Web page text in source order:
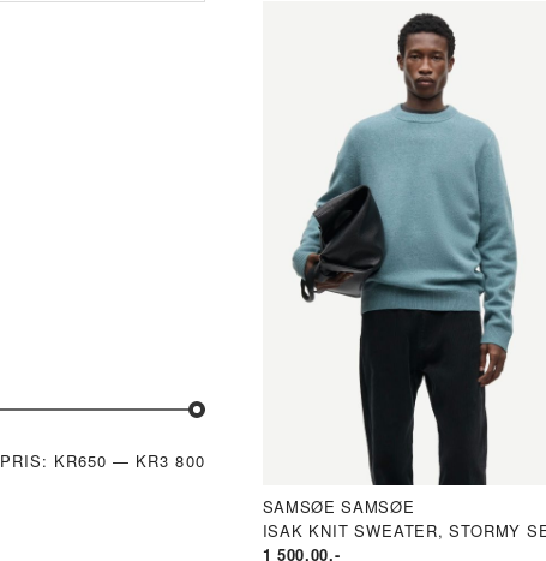
SAMSØE SAMSØE
ISAK KNIT SWEATER, STORMY
1 500.00,-
MIN.
MAKSPRIS
PRIS: KR650 — KR3 800